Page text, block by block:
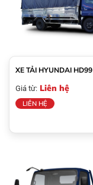
XE TẢI HYUNDAI HD99
Giá từ: Liên hệ
LIÊN HỆ